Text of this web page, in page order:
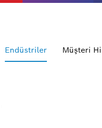
Endüstriler Müşteri